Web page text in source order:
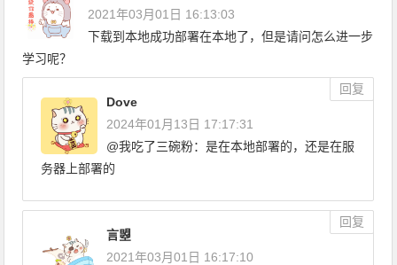
2021年03月01日 16:13:03
下载到本地成功部署在本地了，但是请问怎么进一步
学习呢？
Dove
回复
2024年01月13日 17:17:31
@我吃了三碗粉：是在本地部署的，还是在服
务器上部署的
言曌
回复
2021年03月01日 16:17:10